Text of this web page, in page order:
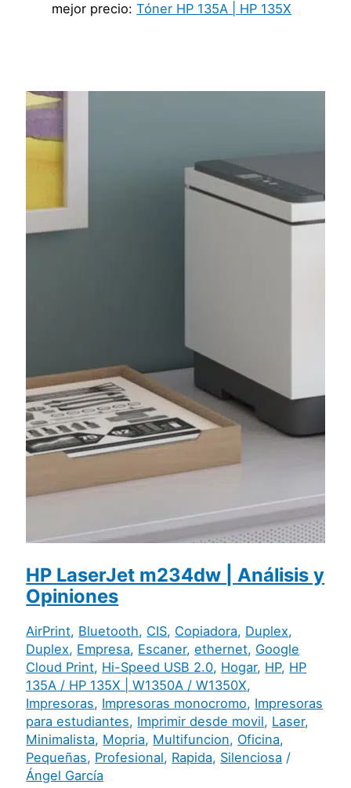
mejor precio:Tóner HP 135A | HP 135X
HP LaserJet m234dw | Análisis y
Opiniones
AirPrint, Bluetooth, CIS, Copiadora, Duplex,
Duplex, Empresa, Escaner,ethernet, Google
Cloud Print, Hi-Speed USB 2.0, Hogar, HP, HP
135A / HP 135X | W1350A / W1350X,
Impresoras, Impresoras monocromo, Impresoras
para estudiantes, Imprimir desde movil, Laser,
Minimalista, Mopria, Multifuncion, Oficina,
Pequeñas, Profesional, Rapida, Silenciosa /
Ángel García